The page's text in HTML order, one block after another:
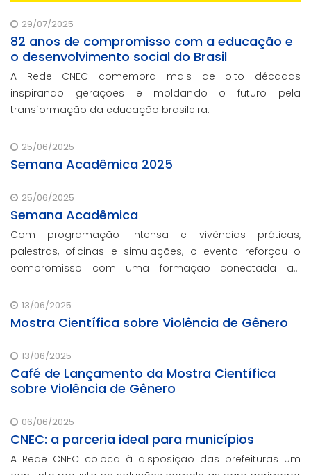
29/07/2025
82 anos de compromisso com a educação e
o desenvolvimento social do Brasil
A Rede CNEC comemora mais de oito décadas
inspirando gerações e moldando o futuro pela
transformação da educação brasileira.
25/06/2025
Semana Acadêmica 2025
25/06/2025
Semana Acadêmica
Com programação intensa e vivências práticas,
palestras, oficinas e simulações, o evento reforçou o
compromisso com uma formação conectada ao
13/06/2025
Mostra Científica sobre Violência de Gênero
13/06/2025
Café de Lançamento da Mostra Científica
sobre Violência de Gênero
06/06/2025
CNEC: a parceria ideal para municípios
A Rede CNEC coloca à disposição das prefeituras um